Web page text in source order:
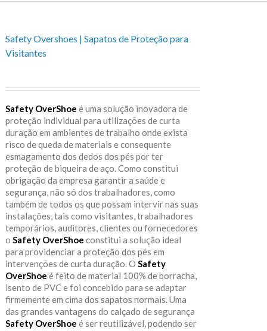
Safety Overshoes | Sapatos de Proteção para
Visitantes
Safety OverShoe é uma solução inovadora de
proteção individual para utilizações de curta
duração em ambientes de trabalho onde exista
risco de queda de materiais e consequente
esmagamento dos dedos dos pés por ter
proteção de biqueira de aço. Como constitui
obrigação da empresa garantir a saúde e
segurança, não só dos trabalhadores, como
também de todos os que possam intervir nas suas
instalações, tais como visitantes, trabalhadores
temporários, auditores, clientes ou fornecedores
o Safety OverShoe constitui a solução ideal
para providenciar a proteção dos pés em
intervenções de curta duração. O Safety
OverShoe é feito de material 100% de borracha,
isento de PVC e foi concebido para se adaptar
firmemente em cima dos sapatos normais. Uma
das grandes vantagens do calçado de segurança
Safety OverShoe é ser reutilizável, podendo ser